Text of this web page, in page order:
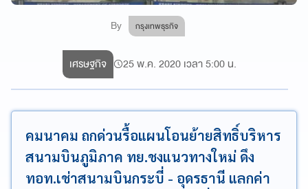
By กรุงเทพธุรกิจ
เศรษฐกิจ 25 พ.ค. 2020 เวลา 5:00 น.
คมนาคม ถกด่วนรื้อแผนโอนย้ายสิทธิ์บริหาร
สนามบินภูมิภาค ทย.ชงแนวทางใหม่ ดึง
ทอท.เช่าสนามบินกระบี่ - อุดรธานี แลกค่า